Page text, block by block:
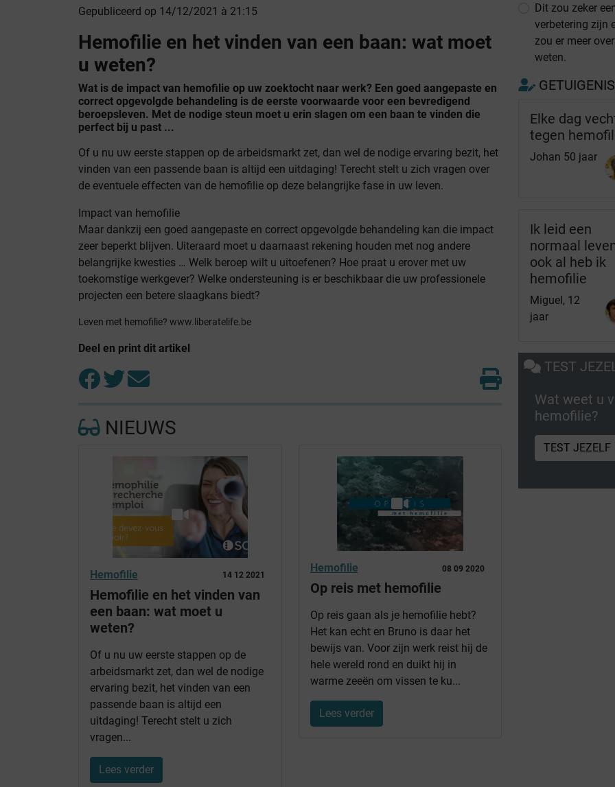
Gepubliceerd op 14/12/2021 à 21:15
Hemofilie en het vinden van een baan: wat moet
u weten?
Wat is de impact van hemofilie op uw zoektocht naar werk? Een goed aangepaste en
correct opgevolgde behandeling is de eerste voorwaarde voor een bevredigend
beroepsleven. Met de nodige steun moet u erin slagen om een baan te vinden die
perfect bij u past ...
Of u nu uw eerste stappen op de arbeidsmarkt zet, dan wel de nodige ervaring bezit, het
vinden van een passende baan is altijd een uitdaging! Terecht stelt u zich vragen over
de eventuele effecten van de hemofilie op deze belangrijke fase in uw leven.
Impact van hemofilie
Maar dankzij een goed aangepaste en correct opgevolgde behandeling kan die impact
zeer beperkt blijven. Uiteraard moet u daarnaast rekening houden met nog andere
belangrijke kwesties … Welk beroep wilt u uitoefenen? Hoe praat u erover met uw
toekomstige werkgever? Welke ondersteuning is er beschikbaar die uw professionele
projecten een betere slaagkans biedt?
Leven met hemofilie? www.liberatelife.be
Deel en print dit artikel
NIEUWS
14 12 2021
Hemofilie
Hemofilie en het vinden van
een baan: wat moet u
weten?
Of u nu uw eerste stappen op de
arbeidsmarkt zet, dan wel de nodige
ervaring bezit, het vinden van een
passende baan is altijd een
uitdaging! Terecht stelt u zich
vragen...
Lees verder
08 09 2020
Hemofilie
Op reis met hemofilie
Op reis gaan als je hemofilie hebt?
Het kan echt en Bruno is daar het
bewijs van. Voor zijn werk reist hij de
hele wereld rond en duikt hij in
warme zeeën om vissen te ku...
Lees verder
Dit zou zeker
verbetering zijn
zou er meer
weten.
Elke dag
tegen
Johan 50 jaar
Ik leid een
normaal
ook al heb ik
hemofilie
Miguel, 12
jaar
TEST
Wat weet u
hemofilie?
TEST JEZELF